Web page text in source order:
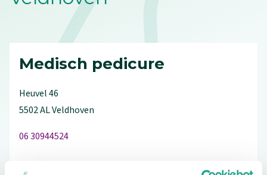
Medisch pedicure
Heuvel46
5502 ALVeldhoven
06 30944524